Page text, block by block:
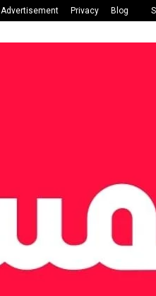
Blog
Privacy
Advertisement